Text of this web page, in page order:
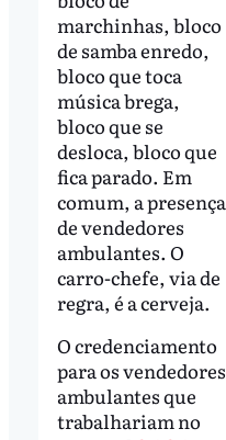
marchinhas, bloco
de samba enredo,
bloco que toca
música brega,
bloco que se
desloca, bloco que
fica parado. Em
comum, a presença
de vendedores
ambulantes. O
carro-chefe, via de
regra, é a cerveja.
O credenciamento
para os vendedores
ambulantes que
trabalhariam no